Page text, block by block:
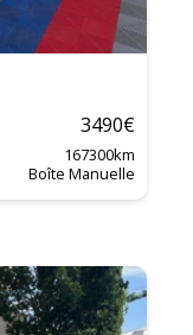
3490€
167300km
Boîte Manuelle